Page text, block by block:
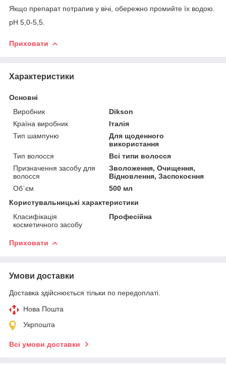
Якщо препарат потрапив у вічі, обережно промийте їх водою.
pH 5,0-5,5.
Приховати
Характеристики
Основні
Виробник
Dikson
Країна виробник
Італія
Тип шампуню
Для щоденного
використання
Тип волосся
Всі типи волосся
Призначення засобу для
волосся
Зволоження, Очищення,
Відновлення, Заспокоєння
Об`єм
500 мл
Користувальницькі характеристики
Класифікація
косметичного засобу
Професійна
Приховати
Умови доставки
Доставка здійснюється тільки по передоплаті.
Нова Пошта
Укрпошта
Всі умови доставки